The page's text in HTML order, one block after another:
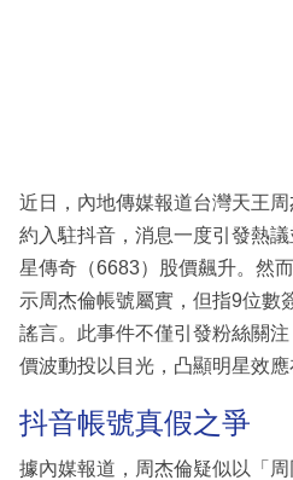
區
近日，內地傳媒報道台灣天王
約入駐抖音，消息一度引發熱
星傳奇（6683）股價飆升。然
示周杰倫帳號屬實，但指9位數
謠言。此事件不僅引發粉絲關
價波動投以目光，凸顯明星效應
抖音帳號真假之爭
據內媒報道，周杰倫疑似以「